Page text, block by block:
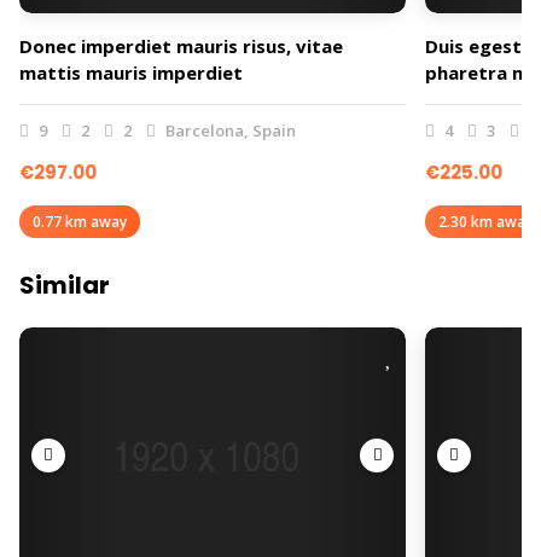
Donec imperdiet mauris risus, vitae
mattis mauris imperdiet
9 2 2 Barcelona, Spain
€297.00
0.77 km away
Duis
pharetra
4 3
€225.00
2.30 km away
Similar